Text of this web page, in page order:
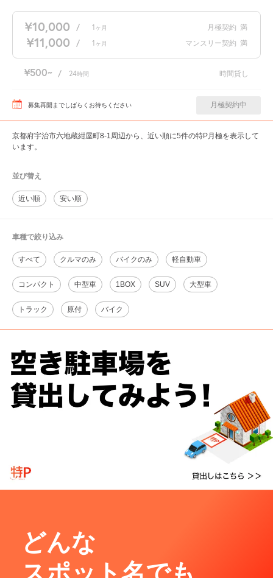
¥10,000 / 1 ヶ月 月極契約 満
¥11,000 / 1 ヶ月 マンスリー契約 満
¥500 / 24時間 時間貸し
募集再開までしばらくお待ちください 月極契約中
京都府宇治市六地蔵紺屋町8-1周辺から、近い順に5件の特P月極を表示して
います。
並び替え
近い順 安い順
車種で絞り込み
すべて クルマのみ バイクのみ 軽自動車
コンパクト 中型車 1BOX SUV 大型車
トラック 原付 バイク
どんな
スポット名でも